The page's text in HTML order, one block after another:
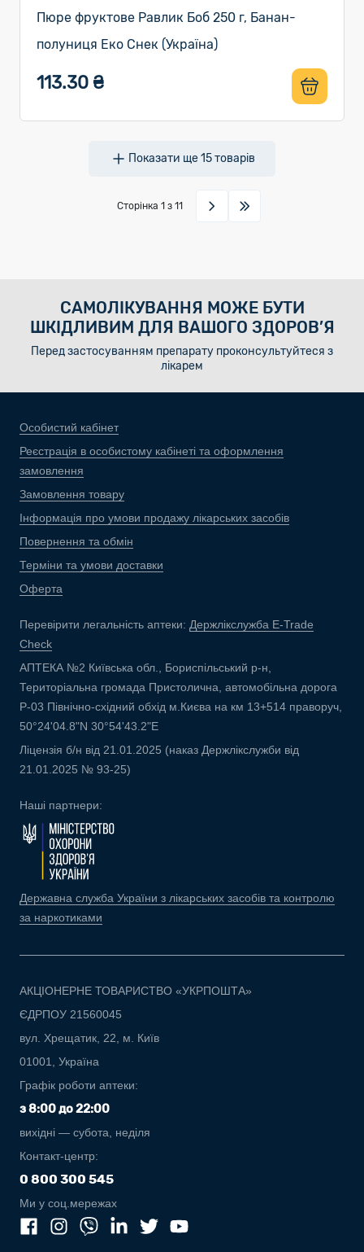
Пюре фруктове Равлик Боб 250 г, Банан-
полуниця Еко Снек (Україна)
113.30 ₴
Показати ще15товарів
Сторінка 1 з 11
САМОЛІКУВАННЯ МОЖЕ БУТИ
ШКІДЛИВИМ ДЛЯ ВАШОГО ЗДОРОВ’Я
Перед застосуванням препарату проконсультуйтеся з
лікарем
Особистий кабінет
Реєстрація в особистому кабінеті та оформлення
замовлення
Замовлення товару
Інформація про умови продажу лікарських засобів
Повернення та обмін
Терміни та умови доставки
Оферта
Перевірити легальність аптеки: Держлікслужба E-Trade
Check
АПТЕКА №2 Київська обл., Бориспільський р-н,
Територіальна громада Пристолична, автомобільна дорога
Р-03 Північно-східний обхід м.Києва на км 13+514 праворуч,
50°24'04.8"N 30°54'43.2"E
Ліцензія б/н від 21.01.2025 (наказ Держлікслужби від
21.01.2025 № 93-25)
Наші партнери:
Державна служба України з лікарських засобів та контролю
за наркотиками
АКЦІОНЕРНЕ ТОВАРИСТВО «УКРПОШТА»
ЄДРПОУ 21560045
вул. Хрещатик, 22, м. Київ
01001, Україна
Графік роботи аптеки:
з 8:00 до 22:00
вихідні — субота, неділя
Контакт-центр:
0 800 300 545
Ми у соц.мережах